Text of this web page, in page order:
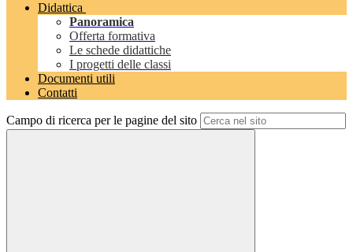
Didattica
Panoramica
Offerta formativa
Le schede didattiche
I progetti delle classi
Documenti utili
Contatti
Campo di ricerca per le pagine del sito